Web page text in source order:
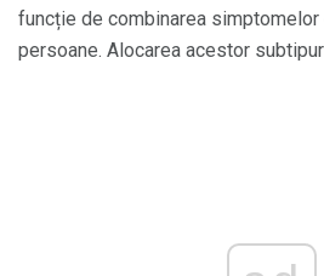
funcție de combinarea
persoane. Alocarea acestor